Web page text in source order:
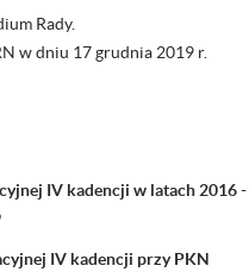
Rady.
w dniu 17 grudnia 2019 r.
IV kadencji w latach 2016 -
IV kadencji przy PKN